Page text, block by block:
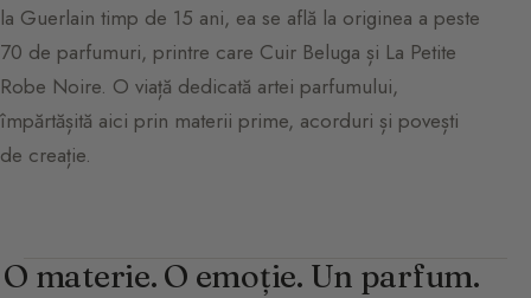
la Guerlain timp de 15 ani, ea se află la originea a peste
70 de parfumuri, printre care Cuir Beluga și La Petite
Robe Noire. O viață dedicată artei parfumului,
împărtășită aici prin materii prime, acorduri și povești
de creație.
O materie. O emoție. Un parfum.